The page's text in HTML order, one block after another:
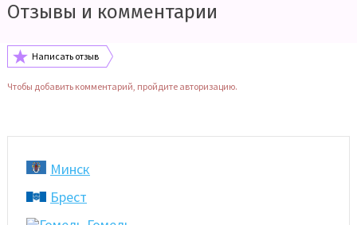
Отзывы и комментарии
Написать отзыв
Чтобы добавить комментарий, пройдите авторизацию.
Минск
Брест